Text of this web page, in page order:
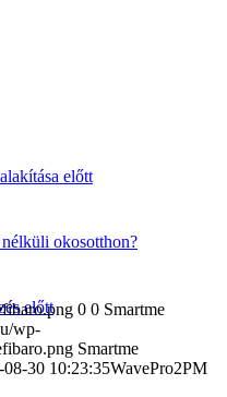
előtt
okosotthon?
előtt 0 0 Smartme
wp-
Smartme
08-30 10:23:35WavePro2PM